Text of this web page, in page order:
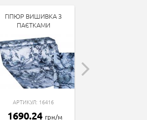
ГІПЮР ВИШИВКА З
ПАЄТКАМИ
АРТИКУЛ: 16416
1690.24 грн/м